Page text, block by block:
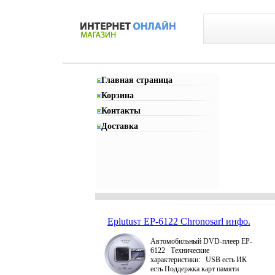
Главная страница
Корзина
Контакты
Доставка
Eplutusт EP-6122 Chronosarl инфо.
Автомобильный DVD-плеер EP-
6122 Технические
характеристики: USB есть ИК
есть Поддержка карт памяти